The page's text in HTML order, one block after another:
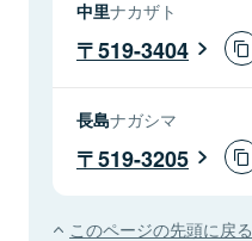
中里ナカザト
519-3404
長島ナガシマ
519-3205
このページの先頭に戻る